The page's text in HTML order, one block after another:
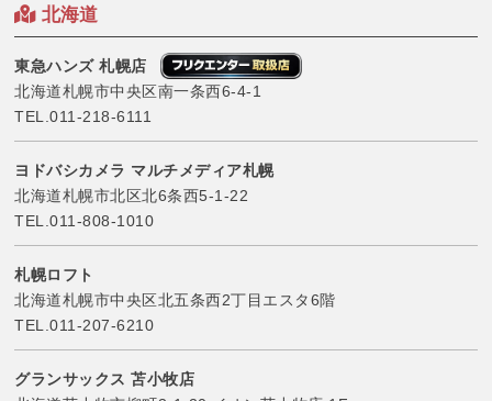
北海道
東急ハンズ 札幌店
北海道札幌市中央区南一条西6-4-1
TEL.011-218-6111
ヨドバシカメラ マルチメディア札幌
北海道札幌市北区北6条西5-1-22
TEL.011-808-1010
札幌ロフト
北海道札幌市中央区北五条西2丁目エスタ6階
TEL.011-207-6210
グランサックス 苫小牧店